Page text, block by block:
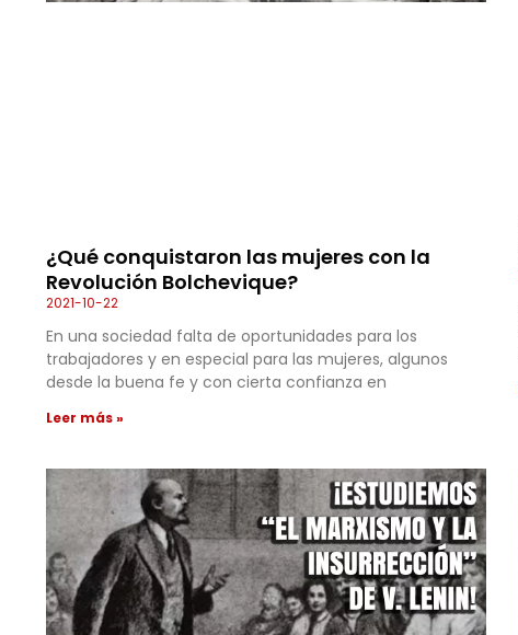
¿Qué conquistaron las mujeres con la
Revolución Bolchevique?
2021-10-22
En una sociedad falta de oportunidades para los
trabajadores y en especial para las mujeres, algunos
desde la buena fe y con cierta confianza en
Leer más »